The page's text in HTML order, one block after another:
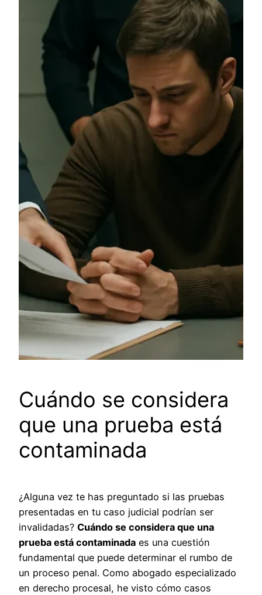
Cuándo se considera
que una prueba está
contaminada
¿Alguna vez te has preguntado si las pruebas
presentadas en tu caso judicial podrían ser
invalidadas? Cuándo se considera que una
prueba está contaminada es una cuestión
fundamental que puede determinar el rumbo de
un proceso penal. Como abogado especializado
en derecho procesal, he visto cómo casos